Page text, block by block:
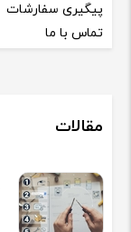
پیگیری سفارشات
تماس با ما
مقالات